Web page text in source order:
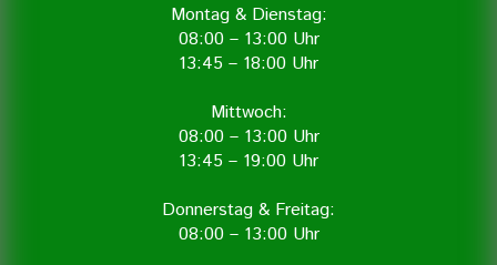
Montag & Dienstag:
08:00 – 13:00 Uhr
13:45 – 18:00 Uhr
Mittwoch:
08:00 – 13:00 Uhr
13:45 – 19:00 Uhr
Donnerstag & Freitag:
08:00 – 13:00 Uhr